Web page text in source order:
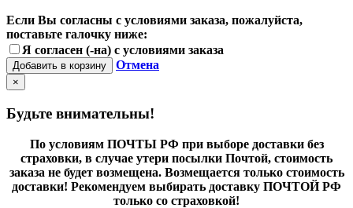
Если Вы согласны с условиями заказа, пожалуйста,
поставьте галочку ниже:
Я согласен (-на) с условиями заказа
Добавить в корзину Отмена
×
Будьте внимательны!
По условиям ПОЧТЫ РФ при выборе доставки без
страховки, в случае утери посылки Почтой, стоимость
заказа не будет возмещена. Возмещается только стоимость
доставки! Рекомендуем выбирать доставку ПОЧТОЙ РФ
только со страховкой!